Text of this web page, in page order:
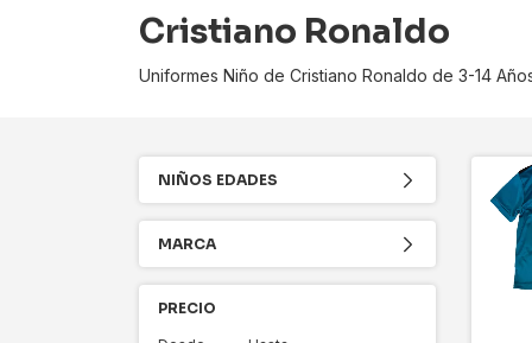
Cristiano Ronaldo
Uniformes Niño de Cristiano Ronaldo de 3-14
NIÑOS EDADES
MARCA
PRECIO